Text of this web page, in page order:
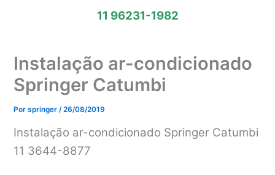
11 96231-1982
Instalação ar-condicionado
Springer Catumbi
Porspringer /26/08/2019
Instalação ar-condicionado Springer Catumbi
11 3644-8877